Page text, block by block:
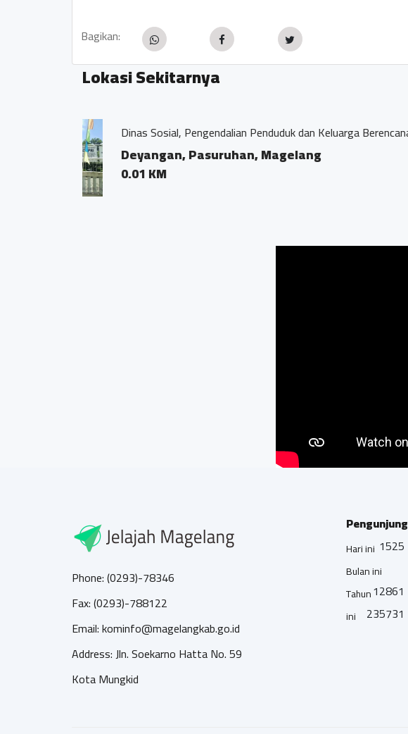
Bagikan:
Lokasi Sekitarnya
UPT Laboratorium Kesehatan
Deyangan, Mertoyudan, Magelang
Phone: (0293)-78346
Fax: (0293)-788122
Email: kominfo@magelangkab.go.id
Address: Jln. Soekarno Hatta No. 59
Kota Mungkid
Pengunjung
Hari ini 1525
Bulan ini
12861
Tahun
ini
235731